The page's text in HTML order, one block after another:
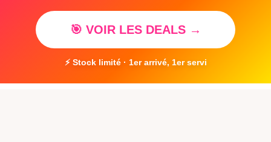
🎯 VOIR LES DEALS →
⚡ Stock limité · 1er arrivé, 1er servi